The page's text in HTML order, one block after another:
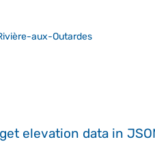
aux-Outardes
get elevation data in